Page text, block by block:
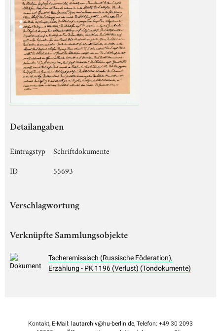
Detailangaben
Eintragstyp
Schriftdokumente
ID
55693
Verschlagwortung
Verknüpfte Sammlungsobjekte
Tscheremissisch (Russische Föderation),
Erzählung - PK 1196 (Verlust) (Tondokumente)
Kontakt, E-Mail: lautarchiv@hu-berlin.de, Telefon: +49 30 2093